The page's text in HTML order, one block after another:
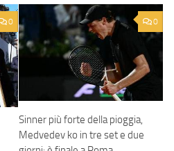
0 0
Sinner più forte della pioggia,
Medvedev ko in tre set e due